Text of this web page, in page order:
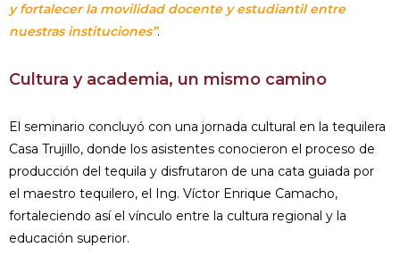
y fortalecer la movilidad docente y estudiantil entre
nuestras instituciones”.
Cultura y academia, un mismo camino
El seminario concluyó con una jornada cultural en la tequilera
Casa Trujillo, donde los asistentes conocieron el proceso de
producción del tequila y disfrutaron de una cata guiada por
el maestro tequilero, el Ing. Víctor Enrique Camacho,
fortaleciendo así el vínculo entre la cultura regional y la
educación superior.